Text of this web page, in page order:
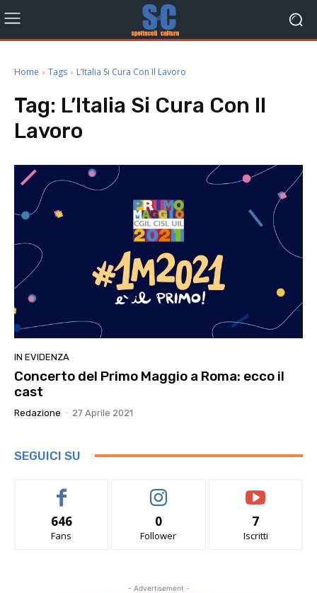
Home Tags L’Italia Si Cura Con Il Lavoro
Tag: L’Italia Si Cura Con Il
Lavoro
IN EVIDENZA
Concerto del Primo Maggio a Roma: ecco il
cast
Redazione - 27 Aprile 2021
SEGUICI SU
646
Fans
0
Follower
7
Iscritti
- Advertisement -